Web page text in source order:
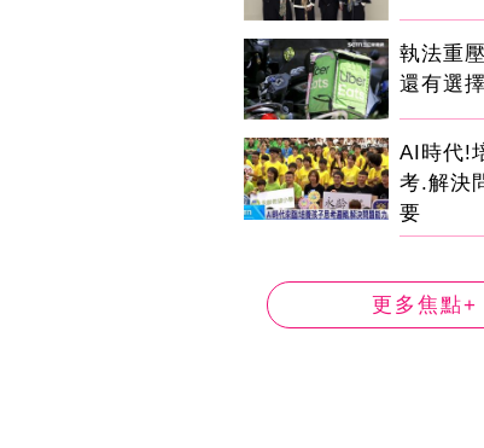
執法重
還有選
AI時代!
考.解決
要
更多焦點+